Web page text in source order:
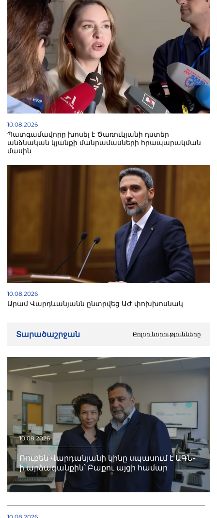
10.08.2026
Պատգամավորը խոսել է Ծառուկյանի դստեր
անձնական կյանքի մանրամասների հրապարակման
մասին
10.08.2026
Արամ Վարդևանյանն ընտրվեց ԱԺ փոխխոսնակ
Տարածաշրջան Բոլոր նորությունները
10.08.2026
Ռուբեն Վարդանյանի կինը սպասում է ԱԳՆ-
ի արձագանքին՝ Բաքու այցի համար